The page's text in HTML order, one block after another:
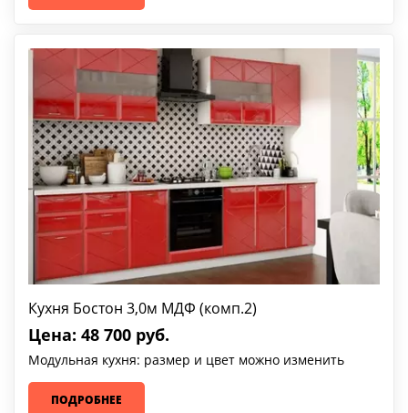
Кухня Бостон 3,0м МДФ (комп.2)
Цена: 48 700 руб.
Модульная кухня: размер и цвет можно изменить
ПОДРОБНЕЕ